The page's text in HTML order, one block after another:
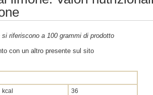
riferiscono a 100 grammi di prodotto
con un altro presente sul sito
kcal 36